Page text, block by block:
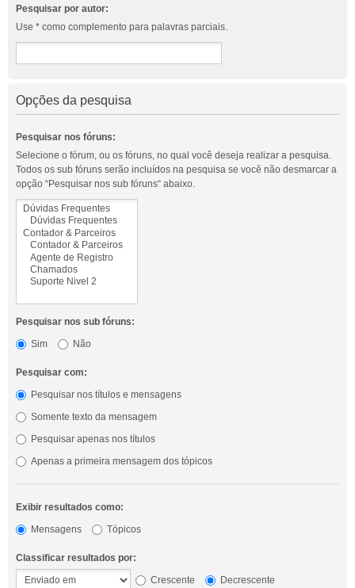
Pesquisar por autor:
Use * como complemento para palavras parciais.
Opções da pesquisa
Pesquisar nos fóruns:
Selecione o fórum, ou os fóruns, no qual você deseja realizar a pesquisa.
Todos os sub fóruns serão incluídos na pesquisa se você não desmarcar a
opção “Pesquisar nos sub fóruns“ abaixo.
Pesquisar nos sub fóruns:
Sim
Não
Pesquisar com:
Pesquisar nos títulos e mensagens
Somente texto da mensagem
Pesquisar apenas nos títulos
Apenas a primeira mensagem dos tópicos
Exibir resultados como:
Mensagens
Tópicos
Classificar resultados por:
Crescente
Decrescente